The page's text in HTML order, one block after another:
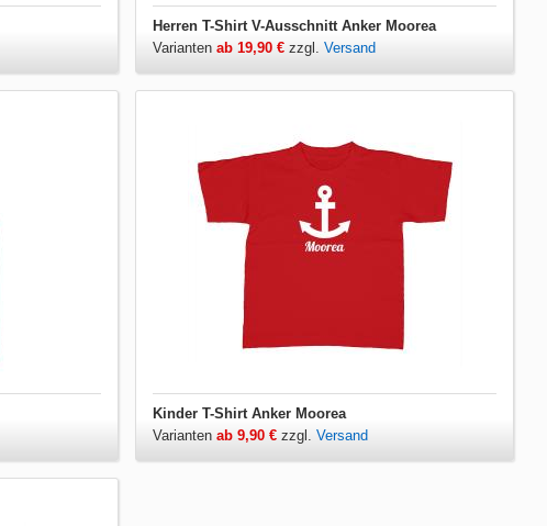
Herren T-Shirt V-Ausschnitt Anker Moorea
Variantenab 19,90 € zzgl.Versand
Kinder T-Shirt Anker Moorea
Variantenab 9,90 € zzgl.Versand